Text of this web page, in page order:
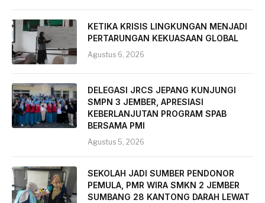
KETIKA KRISIS LINGKUNGAN MENJADI
PERTARUNGAN KEKUASAAN GLOBAL
Agustus 6, 2026
DELEGASI JRCS JEPANG KUNJUNGI
SMPN 3 JEMBER, APRESIASI
KEBERLANJUTAN PROGRAM SPAB
BERSAMA PMI
Agustus 5, 2026
SEKOLAH JADI SUMBER PENDONOR
PEMULA, PMR WIRA SMKN 2 JEMBER
SUMBANG 28 KANTONG DARAH LEWAT